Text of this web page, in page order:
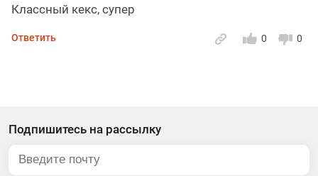
Классный кекс, супер
0
0
Ответить
Подпишитесь на рассылку